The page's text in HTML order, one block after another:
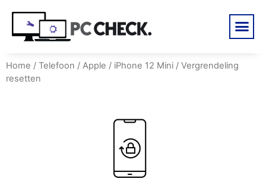
Home / Telefoon / Apple / iPhone 12 Mini / Vergrendeling
resetten